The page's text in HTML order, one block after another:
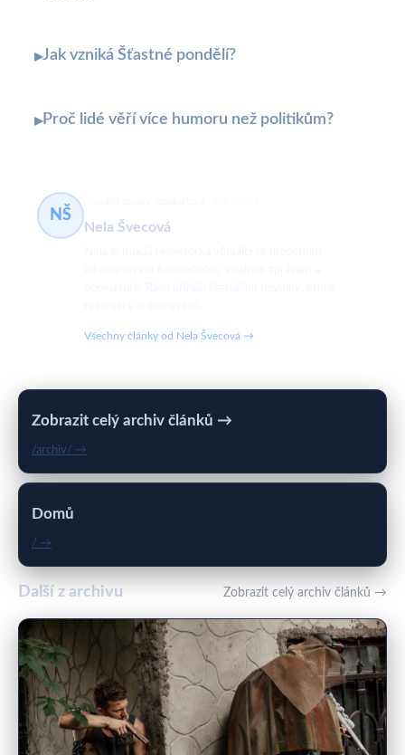
▸Jak vzniká Šťastné pondělí?
▸Proč lidé věří více humoru než politikům?
NŠ
Nela Švecová
Všechny články od Nela Švecová →
Zobrazit celý archiv článků →
/archiv/ →
Domů
/ →
Další z archivu Zobrazit celý archiv článků →